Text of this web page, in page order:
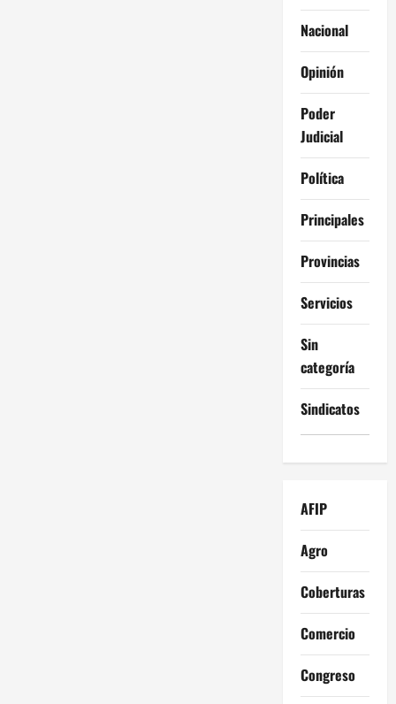
Nacional
Opinión
Poder
Judicial
Política
Principales
Provincias
Servicios
Sin
categoría
Sindicatos
AFIP
Agro
Coberturas
Comercio
Congreso